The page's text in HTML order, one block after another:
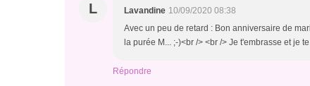
L Lavandine 10/09/2020 08:38
Avec un peu de retard : Bon anniversaire de
la purée M... ;-)<br /> <br /> Je t'embrasse et je
Répondre